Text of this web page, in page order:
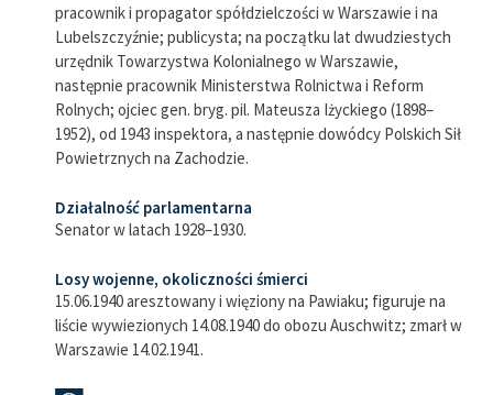
pracownik i propagator spółdzielczości w Warszawie i na
Lubelszczyźnie; publicysta; na początku lat dwudziestych
urzędnik Towarzystwa Kolonialnego w Warszawie,
następnie pracownik Ministerstwa Rolnictwa i Reform
Rolnych; ojciec gen. bryg. pil. Mateusza Iżyckiego (1898–
1952), od 1943 inspektora, a następnie dowódcy Polskich Sił
Powietrznych na Zachodzie.
Działalność parlamentarna
Senator w latach 1928–1930.
Losy wojenne, okoliczności śmierci
15.06.1940 aresztowany i więziony na Pawiaku; figuruje na
liście wywiezionych 14.08.1940 do obozu Auschwitz; zmarł w
Warszawie 14.02.1941.